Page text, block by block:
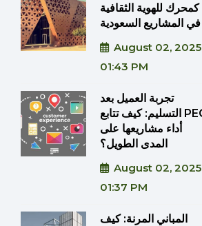
كمحرك للهوية الثقافية
في المشاريع السعودية
August 02, 2025
01:43 PM
تجربة العميل بعد
التسليم: كيف تتابع PEC
أداء مشاريعها على
المدى الطويل؟
August 02, 2025
01:37 PM
المباني المرنة: كيف